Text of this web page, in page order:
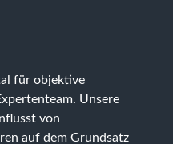
für objektive
Unsere
von
auf dem Grundsatz